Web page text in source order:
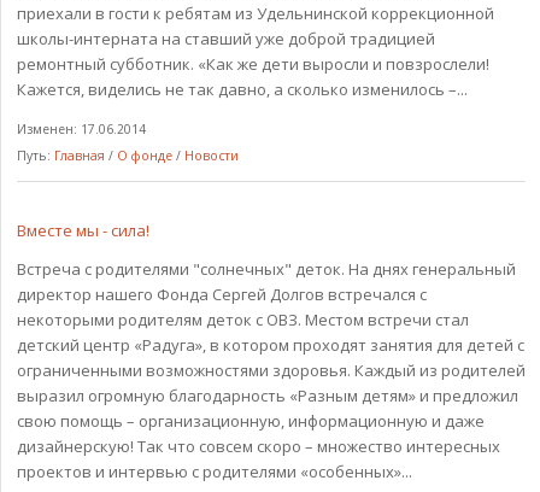
приехали в гости к ребятам из Удельнинской коррекционной
школы-интерната на ставший уже доброй традицией
ремонтный субботник. «Как же дети выросли и повзрослели!
Кажется, виделись не так давно, а сколько изменилось –...
Изменен: 17.06.2014
Путь: Главная / О фонде / Новости
Вместе мы - сила!
Встреча с родителями "солнечных" деток. На днях генеральный
директор нашего Фонда Сергей Долгов встречался с
некоторыми родителям деток с ОВЗ. Местом встречи стал
детский центр «Радуга», в котором проходят занятия для детей с
ограниченными возможностями здоровья. Каждый из родителей
выразил огромную благодарность «Разным детям» и предложил
свою помощь – организационную, информационную и даже
дизайнерскую! Так что совсем скоро – множество интересных
проектов и интервью с родителями «особенных»...